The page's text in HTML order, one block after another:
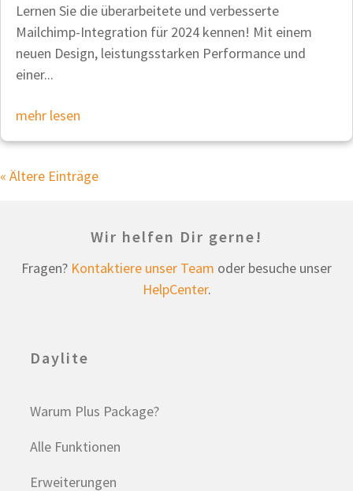
Lernen Sie die überarbeitete und verbesserte
Mailchimp-Integration für 2024 kennen! Mit einem
neuen Design, leistungsstarken Performance und
einer...
mehr lesen
« Ältere Einträge
Wir helfen Dir gerne!
Fragen? Kontaktiere unser Team oder besuche unser
HelpCenter.
Daylite
Warum Plus Package?
Alle Funktionen
Erweiterungen